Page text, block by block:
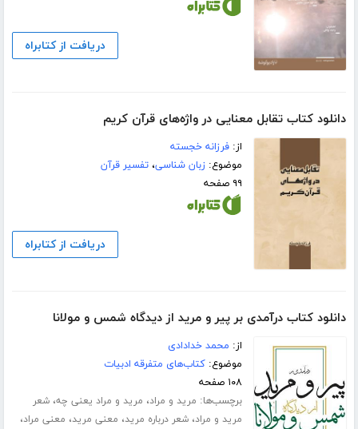
دریافت از کتابراه
دانلود کتاب تقابل معنایی در واژه‌های قرآن کریم
از:فرزانه خجسته
موضوع:زبان شناسی،تفسیر قرآن
۹۹ صفحه
دریافت از کتابراه
دانلود کتاب درآمدی بر پیر و مرید از دیدگاه شمس و مولانا
از: محمد خدادادی
موضوع:کتاب‌های متفرقه ادبیات
۱۰۸ صفحه
برچسب‌ها: مرید و مراد، مرید و مراد یعنی چه،شعر
مرید و مراد،شعر درباره مرید، معنی مرید، معنی مراد،